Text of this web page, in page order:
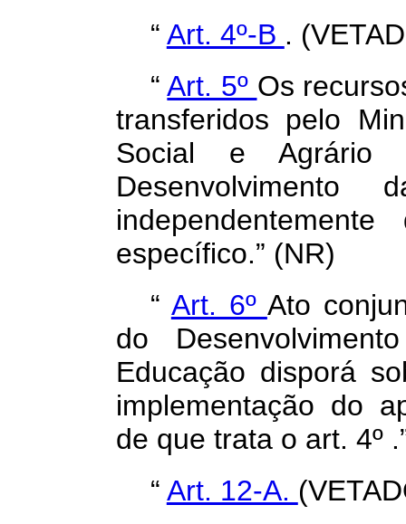
“ Art. 4º-B .
“Art. 5º Os
transferidos pelo
Social e Agrário
específico.” (NR)
“ Art. 6º Ato
do
Educação disporá
implementação do
de que trata o art. 4º
“ Art. 12-A.